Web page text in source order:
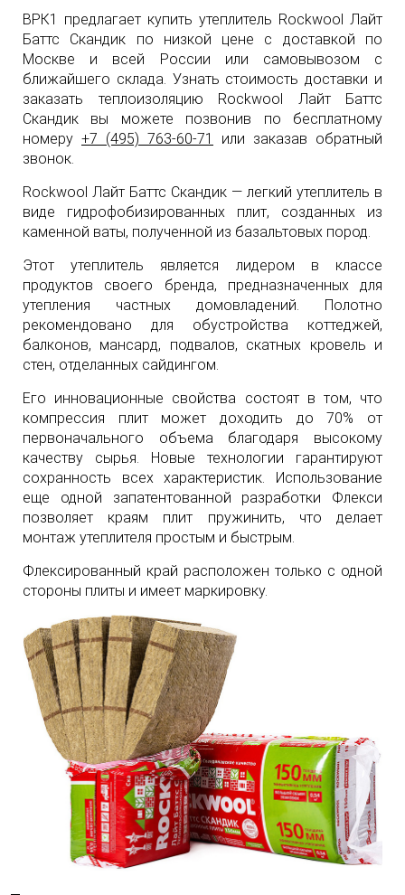
ВРК1 предлагает купить утеплитель Rockwool Лайт
Баттс Скандик по низкой цене с доставкой по
Москве и всей России или самовывозом с
ближайшего склада. Узнать стоимость доставки и
заказать теплоизоляцию Rockwool Лайт Баттс
Скандик вы можете позвонив по бесплатному
номеру +7 (495) 763-60-71
или заказав обратный
звонок.
Rockwool Лайт Баттс Скандик — легкий утеплитель в
виде гидрофобизированных плит, созданных из
каменной ваты, полученной из базальтовых пород.
Этот утеплитель является лидером в классе
продуктов своего бренда, предназначенных для
утепления частных домовладений. Полотно
рекомендовано для обустройства коттеджей,
балконов, мансард, подвалов, скатных кровель и
стен, отделанных сайдингом.
Его инновационные свойства состоят в том, что
компрессия плит может доходить до 70% от
первоначального объема благодаря высокому
качеству сырья. Новые технологии гарантируют
сохранность всех характеристик. Использование
еще одной запатентованной разработки Флекси
позволяет краям плит пружинить, что делает
монтаж утеплителя простым и быстрым.
Флексированный край расположен только с одной
стороны плиты и имеет маркировку.